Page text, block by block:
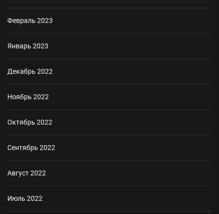
Февраль 2023
Январь 2023
Декабрь 2022
Ноябрь 2022
Октябрь 2022
Сентябрь 2022
Август 2022
Июль 2022